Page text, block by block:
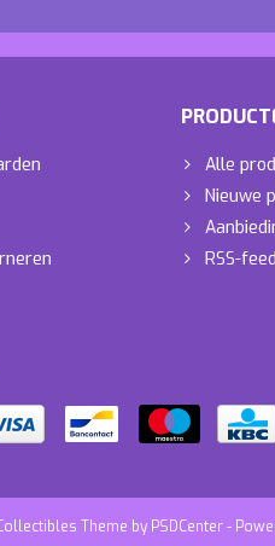
Alle
Nieuwe
RSS-feed
Theme by PSDCenter-